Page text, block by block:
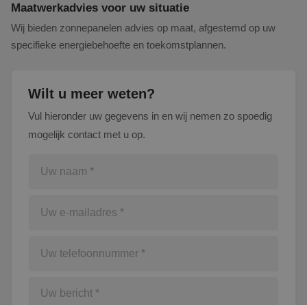
Maatwerkadvies voor uw situatie
Wij bieden zonnepanelen advies op maat, afgestemd op uw
specifieke energiebehoefte en toekomstplannen.
Wilt u meer weten?
Vul hieronder uw gegevens in en wij nemen zo spoedig
mogelijk contact met u op.